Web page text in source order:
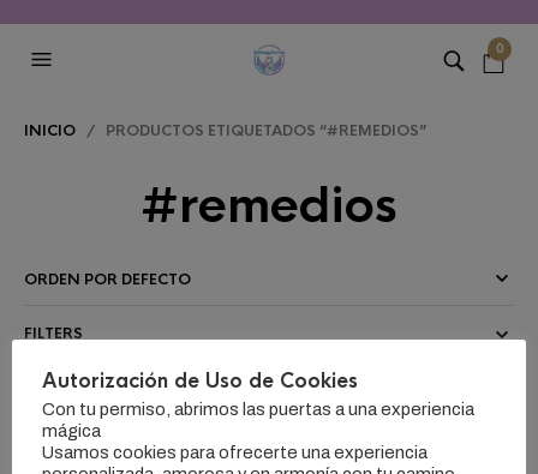
0
INICIO / PRODUCTOS ETIQUETADOS “#REMEDIOS”
#remedios
FILTERS
Autorización de Uso de Cookies
Con tu permiso, abrimos las puertas a una experiencia
mágica
Usamos cookies para ofrecerte una experiencia